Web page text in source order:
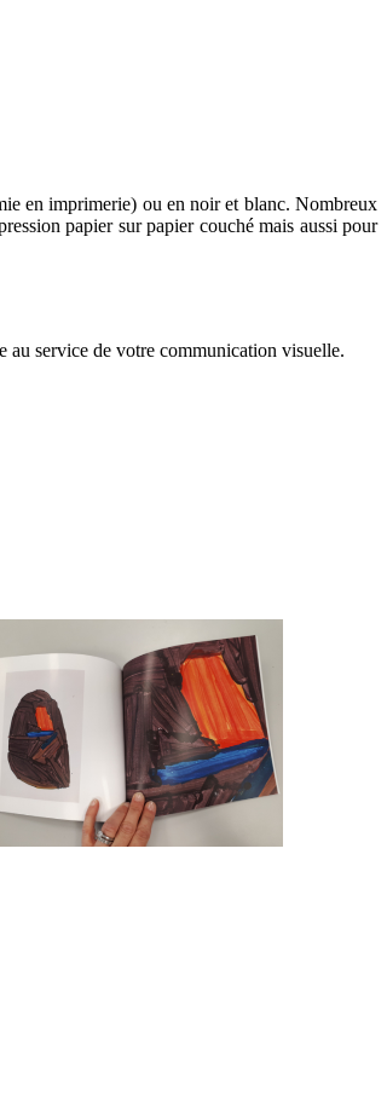
en imprimerie) ou en noir et blanc. Nombreux
papier sur papier couché mais aussi pour
au service de votre communication visuelle.